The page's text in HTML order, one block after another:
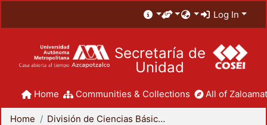
Log In
Secretaría de
Unidad
Home Communities & Collections All of
Home
División de Ciencias Básicas e Ingeniería